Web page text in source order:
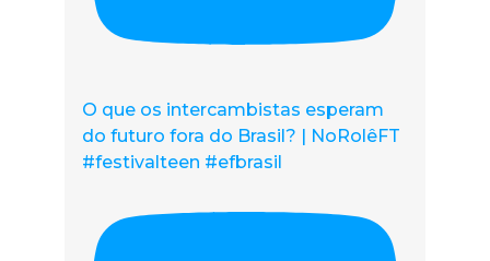
O que os intercambistas esperam
do futuro fora do Brasil? | NoRolêFT
#festivalteen #efbrasil